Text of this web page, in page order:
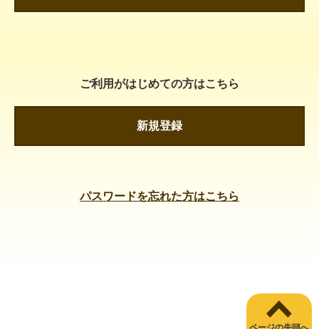
ご利用がはじめての方はこちら
新規登録
パスワードを忘れた方はこちら